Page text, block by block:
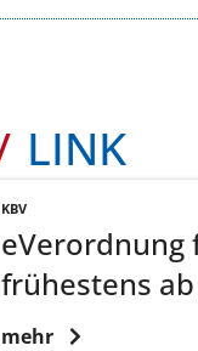
LINK
KBV
eVerordnung
frühestens
mehr